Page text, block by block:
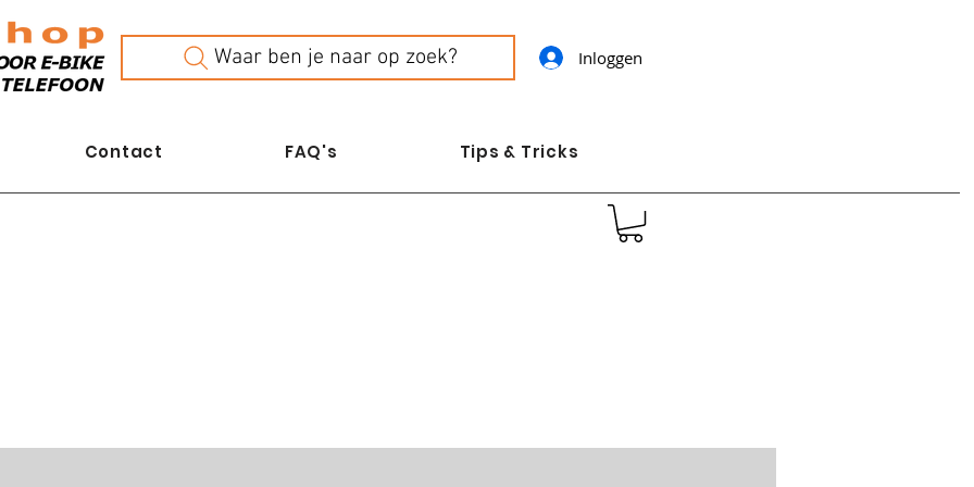
Waar ben je naar op zoek? Inloggen
Contact FAQ's Tips & Tricks